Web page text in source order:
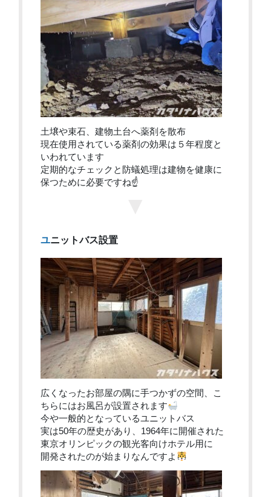
土壌や束石、建物土台へ薬剤を散布
現在使用されている薬剤の効果は５年程度と
いわれています
定期的なチェックと防蟻処理は建物を健康に
保つために必要ですね☝
ユニットバス設置
広くなったお部屋の隅に手つかずの空間、こ
ちらにはお風呂が設置されます
今や一般的となっているユニットバス
実は50年の歴史があり、1964年に開催された
東京オリンピックの観光客向けホテル用に
開発されたのが始まりなんですよ